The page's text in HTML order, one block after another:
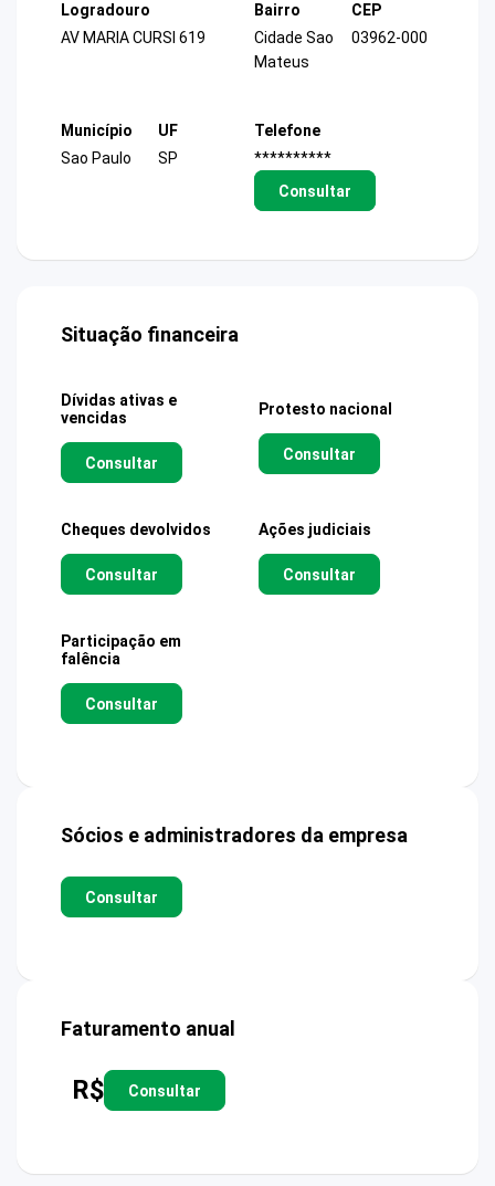
Logradouro
AV MARIA CURSI 619
Bairro
Cidade Sao
Mateus
CEP
03962-000
Município
Sao Paulo
UF
SP
Telefone
**********
Consultar
Situação financeira
Dívidas ativas e
vencidas
Consultar
Protesto nacional
Consultar
Cheques devolvidos
Consultar
Ações judiciais
Consultar
Participação em
falência
Consultar
Sócios e administradores da empresa
Consultar
Faturamento anual
R$ Consultar